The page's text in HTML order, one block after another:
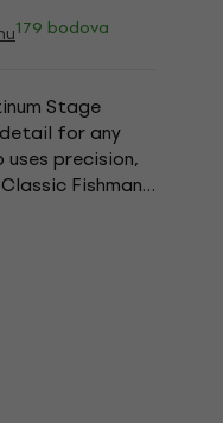
179 bodova
Stage
for any
precision,
Fishman